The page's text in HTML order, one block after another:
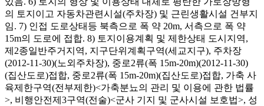
의 토지이고 자동차관련시설(주차장) 및 근린생활시설 건부지
임. 7) 인접 도로상태등 북측으로 폭 약 20m, 서측으로 폭 약
15m의 도로에 접합. 8) 토지이용계획 및 제한상태 도시지역,
제2종일반주거지역, 지구단위계획구역(세교지구), 주차장
(2012-11-30)(노외주차장), 중로2류(폭 15m-20m)(2012-11-30)
(집산도로)접합, 중로2류(폭 15m-20m)(집산도로)접합, 가축 사
육제한구역(전부제한)<가축분뇨의 관리 및 이용에 관한 법률
>, 비행안전제3구역(전술)<군사 기지 및 군사시설 보호법>, 성